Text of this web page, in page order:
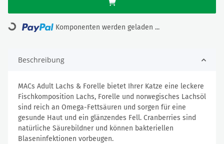
Loading... Komponenten werden geladen ...
Beschreibung
MACs Adult Lachs & Forelle bietet Ihrer Katze eine leckere
Fischkomposition Lachs, Forelle und norwegisches Lachsöl
sind reich an Omega-Fettsäuren und sorgen für eine
gesunde Haut und ein glänzendes Fell. Cranberries sind
natürliche Säurebildner und können bakteriellen
Blaseninfektionen vorbeugen.